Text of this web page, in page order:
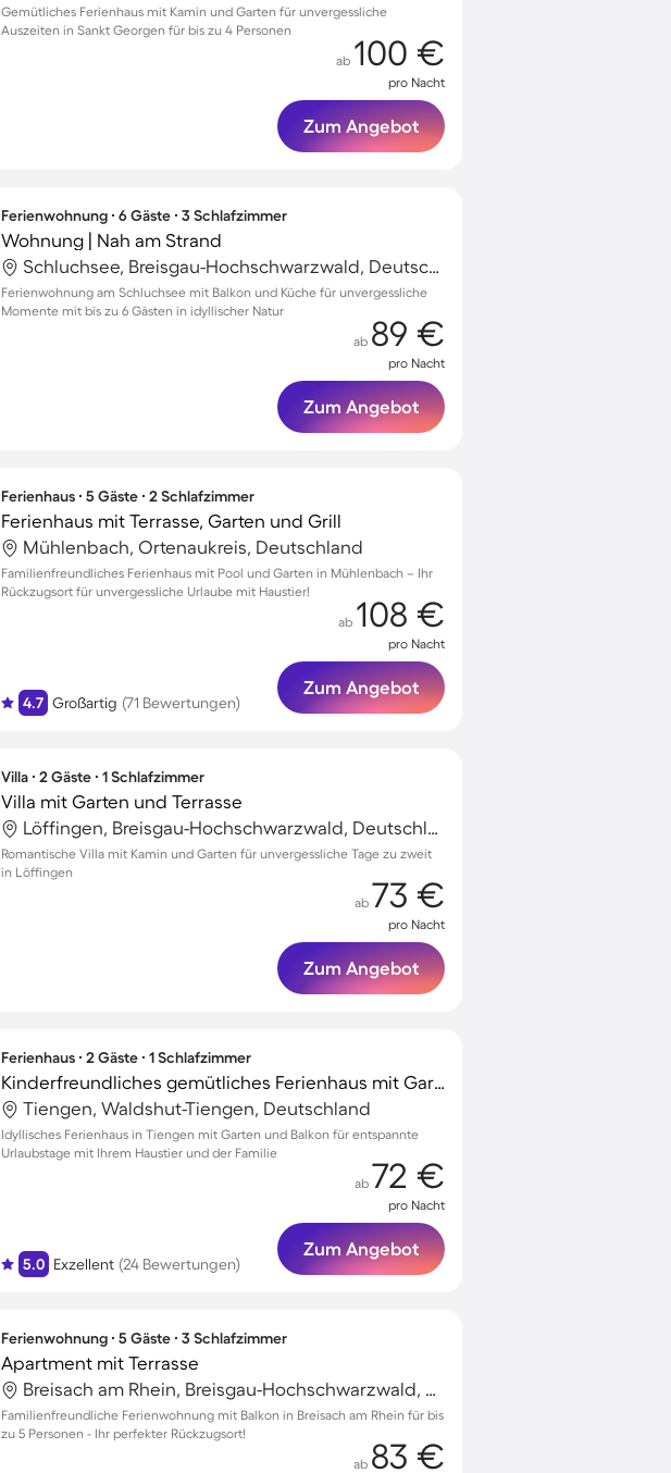
Gemütliches Ferienhaus mit Kamin und Garten für unvergessliche
Auszeiten in Sankt Georgen für bis zu 4 Personen
ab 100 €
pro Nacht
Zum Angebot
Ferienwohnung ∙ 6 Gäste ∙ 3 Schlafzimmer
Wohnung | Nah am Strand
Schluchsee, Breisgau-Hochschwarzwald, Deutschland
Ferienwohnung am Schluchsee mit Balkon und Küche für unvergessliche
Momente mit bis zu 6 Gästen in idyllischer Natur
ab 89 €
pro Nacht
Zum Angebot
Ferienhaus ∙ 5 Gäste ∙ 2 Schlafzimmer
Ferienhaus mit Terrasse, Garten und Grill
Mühlenbach, Ortenaukreis, Deutschland
Familienfreundliches Ferienhaus mit Pool und Garten in Mühlenbach – Ihr
Rückzugsort für unvergessliche Urlaube mit Haustier!
4.7 Großartig (71 Bewertungen)
ab 108 €
pro Nacht
Zum Angebot
Villa ∙ 2 Gäste ∙ 1 Schlafzimmer
Villa mit Garten und Terrasse
Löffingen, Breisgau-Hochschwarzwald, Deutschland
Romantische Villa mit Kamin und Garten für unvergessliche Tage zu zweit
in Löffingen
ab 73 €
pro Nacht
Zum Angebot
Ferienhaus ∙ 2 Gäste ∙ 1 Schlafzimmer
Kinderfreundliches gemütliches Ferienhaus mit Garten und Grill | Haustierfreundlich
Tiengen, Waldshut-Tiengen, Deutschland
Idyllisches Ferienhaus in Tiengen mit Garten und Balkon für entspannte
Urlaubstage mit Ihrem Haustier und der Familie
5.0 Exzellent (24 Bewertungen)
ab 72 €
pro Nacht
Zum Angebot
Ferienwohnung ∙ 5 Gäste ∙ 3 Schlafzimmer
Apartment mit Terrasse
Breisach am Rhein, Breisgau-Hochschwarzwald, Deutschland
Familienfreundliche Ferienwohnung mit Balkon in Breisach am Rhein für bis
zu 5 Personen - Ihr perfekter Rückzugsort!
ab 83 €